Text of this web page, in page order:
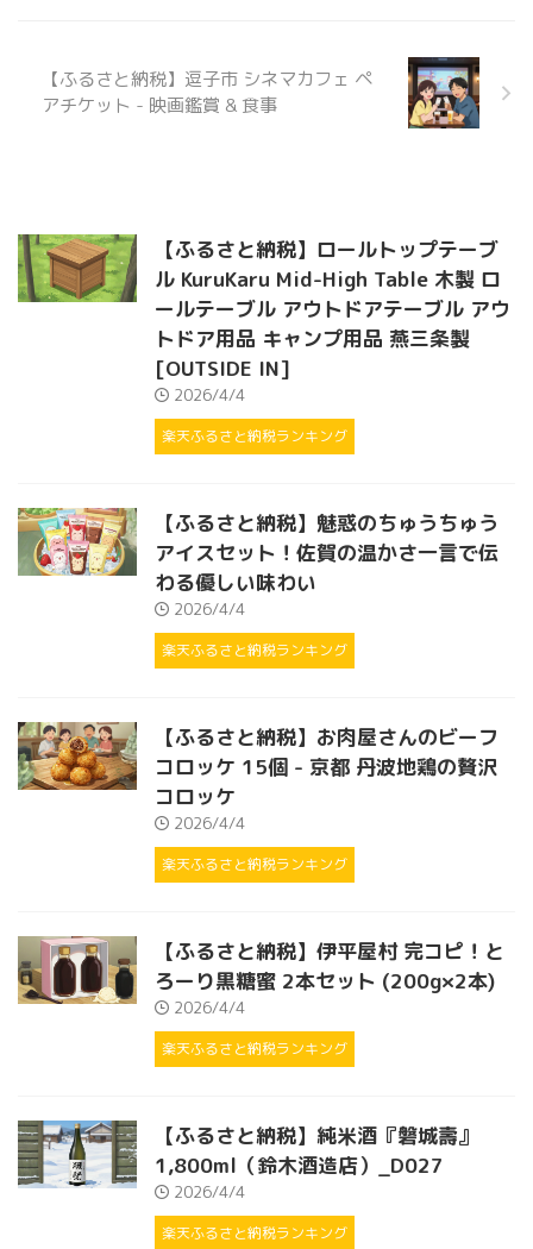
【ふるさと納税】逗子市 シネマカフェ ペ
アチケット - 映画鑑賞 & 食事
【ふるさと納税】ロールトップテーブ
ル KuruKaru Mid-High Table 木製 ロ
ールテーブル アウトドアテーブル アウ
トドア用品 キャンプ用品 燕三条製
[OUTSIDE IN]
2026/4/4
楽天ふるさと納税ランキング
【ふるさと納税】魅惑のちゅうちゅう
アイスセット！佐賀の温かさ一言で伝
わる優しい味わい
2026/4/4
楽天ふるさと納税ランキング
【ふるさと納税】お肉屋さんのビーフ
コロッケ 15個 - 京都 丹波地鶏の贅沢
コロッケ
2026/4/4
楽天ふるさと納税ランキング
【ふるさと納税】伊平屋村 完コピ！と
ろーり黒糖蜜 2本セット (200g×2本)
2026/4/4
楽天ふるさと納税ランキング
【ふるさと納税】純米酒『磐城壽』
1,800ml（鈴木酒造店）_D027
2026/4/4
楽天ふるさと納税ランキング